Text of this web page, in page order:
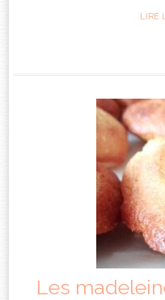
LIRE
Les